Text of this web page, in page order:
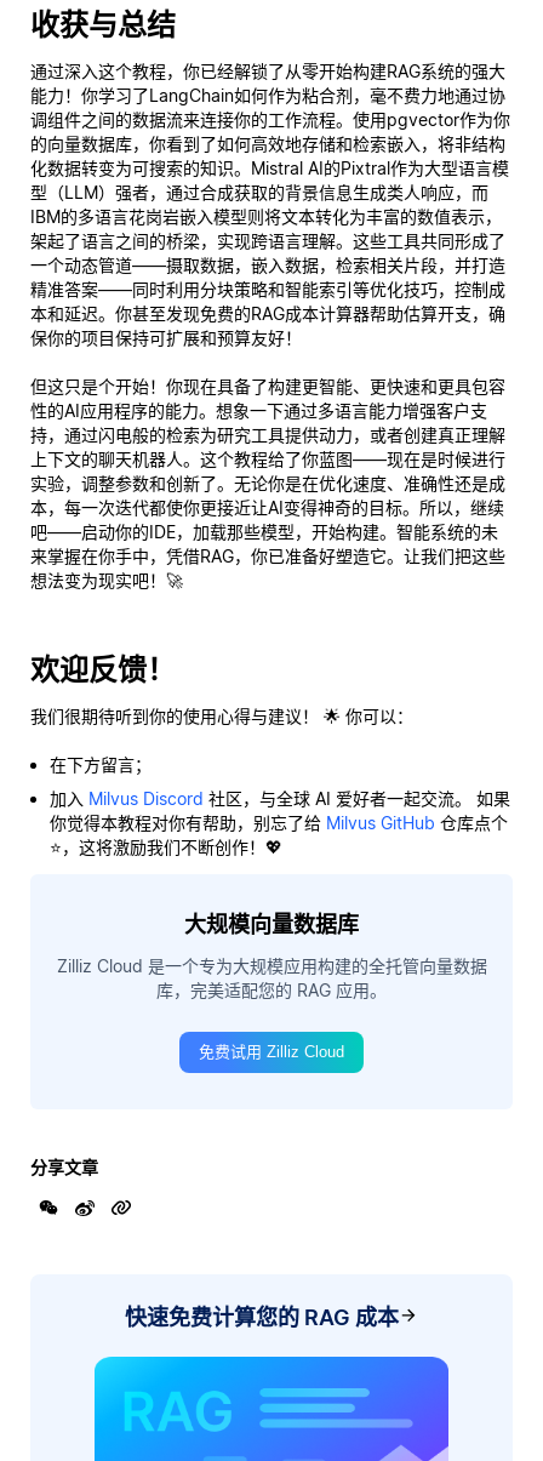
收获与总结
通过深入这个教程，你已经解锁了从零开始构建RAG系统的强大
能力！你学习了LangChain如何作为粘合剂，毫不费力地通过协
调组件之间的数据流来连接你的工作流程。使用pgvector作为你
的向量数据库，你看到了如何高效地存储和检索嵌入，将非结构
化数据转变为可搜索的知识。Mistral AI的Pixtral作为大型语言模
型（LLM）强者，通过合成获取的背景信息生成类人响应，而
IBM的多语言花岗岩嵌入模型则将文本转化为丰富的数值表示，
架起了语言之间的桥梁，实现跨语言理解。这些工具共同形成了
一个动态管道——摄取数据，嵌入数据，检索相关片段，并打造
精准答案——同时利用分块策略和智能索引等优化技巧，控制成
本和延迟。你甚至发现免费的RAG成本计算器帮助估算开支，确
保你的项目保持可扩展和预算友好！
但这只是个开始！你现在具备了构建更智能、更快速和更具包容
性的AI应用程序的能力。想象一下通过多语言能力增强客户支
持，通过闪电般的检索为研究工具提供动力，或者创建真正理解
上下文的聊天机器人。这个教程给了你蓝图——现在是时候进行
实验，调整参数和创新了。无论你是在优化速度、准确性还是成
本，每一次迭代都使你更接近让AI变得神奇的目标。所以，继续
吧——启动你的IDE，加载那些模型，开始构建。智能系统的未
来掌握在你手中，凭借RAG，你已准备好塑造它。让我们把这些
想法变为现实吧！🚀
欢迎反馈！
我们很期待听到你的使用心得与建议！ 🌟 你可以：
在下方留言；
加入 Milvus Discord 社区，与全球 AI 爱好者一起交流。 如果
你觉得本教程对你有帮助，别忘了给 Milvus GitHub 仓库点个
⭐，这将激励我们不断创作！💖
大规模向量数据库
Zilliz Cloud 是一个专为大规模应用构建的全托管向量数据
库，完美适配您的 RAG 应用。
免费试用 Zilliz Cloud
分享文章
快速免费计算您的 RAG 成本